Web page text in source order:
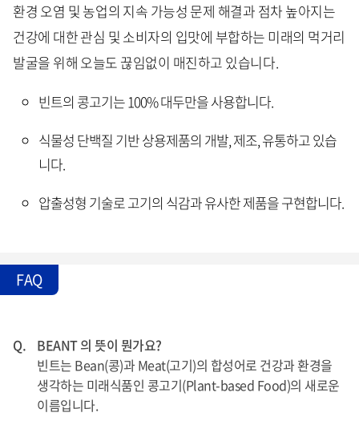
환경 오염 및 농업의 지속 가능성 문제 해결과 점차 높아지는
건강에 대한 관심 및 소비자의 입맛에 부합하는 미래의 먹거리
발굴을 위해 오늘도 끊임없이 매진하고 있습니다.
빈트의 콩고기는 100% 대두만을 사용합니다.
식물성 단백질 기반 상용제품의 개발, 제조, 유통하고 있습
니다.
압출성형 기술로 고기의 식감과 유사한 제품을 구현합니다.
FAQ
Q.
BEANT 의 뜻이 뭔가요?
빈트는 Bean(콩)과 Meat(고기)의 합성어로 건강과 환경을
생각하는 미래식품인 콩고기(Plant-based Food)의 새로운
이름입니다.